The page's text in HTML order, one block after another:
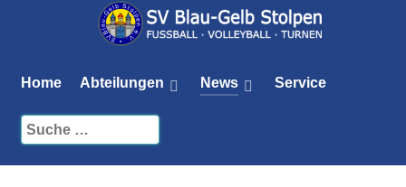
Home Abteilungen News Service